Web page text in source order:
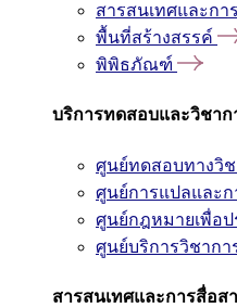
สารสนเทศและกา
พื้นที่สร้างสรรค์
พิพิธภัณฑ์
บริการทดสอบและวิชาก
ศูนย์ทดสอบทางวิ
ศูนย์การแปลและก
ศูนย์กฎหมายเพื่อ
ศูนย์บริการวิชาก
สารสนเทศและการสื่อส